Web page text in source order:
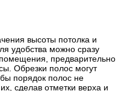
высоты потолка и
удобства можно сразу
предварительно
Обрезки полос могут
порядок полос не
сделав отметки верха и